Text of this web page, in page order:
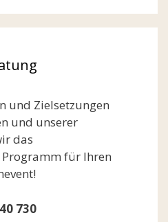
und Zielsetzungen
und unserer
das
für Ihren
730